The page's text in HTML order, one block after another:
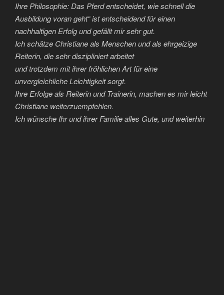
Ihre Philosophie: Das Pferd entscheidet, wie schnell die
Ausbildung voran geht“ ist entscheidend für einen
nachhaltigen Erfolg und gefällt mir sehr gut.
Ich schätze Christiane als Menschen und als ehrgeizige
Reiterin, die sehr diszipliniert arbeitet
und trotzdem mit ihrer fröhlichen Art für eine
unvergleichliche Leichtigkeit sorgt.
Ihre Erfolge als Reiterin und Trainerin, machen es mir leicht
Christiane weiterzuempfehlen.
Ich wünsche Ihr und ihrer Familie alles Gute, und weiterhin